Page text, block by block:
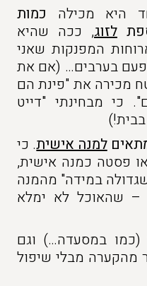
היא מכילה כמות
לזוג, ככה שהיא
המפנקות שאני
פעם בערבים… (אם את
מכירה את "פינת הם
כי מבחינתי "דייט
למנה אישית. כי
פסטה כמנה אישית,
במידה" מהמנה
– שהאוכל לא ימלא
במסעדה…) וגם
מהקערה מבלי שיפול